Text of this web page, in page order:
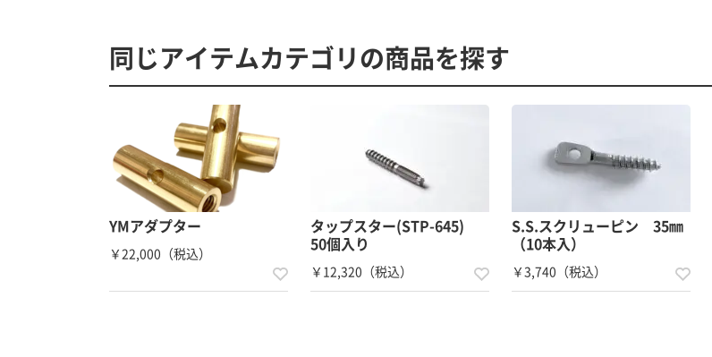
同じアイテムカテゴリの商品を探す
YMアダプター
￥22,000（税込）
タップスター(STP-645)
50個入り
￥12,320（税込）
S.S.スクリューピン 35㎜
（10本入）
￥3,740（税込）